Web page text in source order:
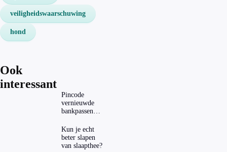
veiligheidswaarschuwing
hond
Ook
interessant
Pincode
vernieuwde
bankpassen
ING-app: is dat
wel veilig?
Kun je echt
beter slapen
van slaapthee?